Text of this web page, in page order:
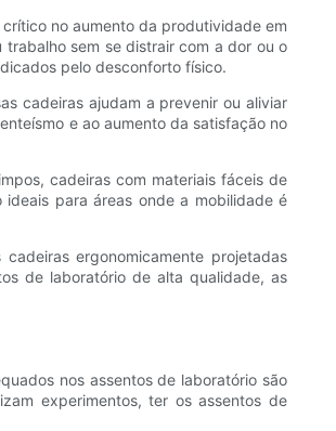
no aumento da produtividade em
sem se distrair com a dor ou o
pelo desconforto físico.
cadeiras ajudam a prevenir ou aliviar
e ao aumento da satisfação no
cadeiras com materiais fáceis de
para áreas onde a mobilidade é
ergonomicamente projetadas
de laboratório de alta qualidade, as
nos assentos de laboratório são
experimentos, ter os assentos de